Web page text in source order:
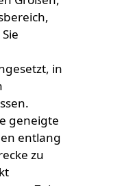
in
geneigte
entlang
zu